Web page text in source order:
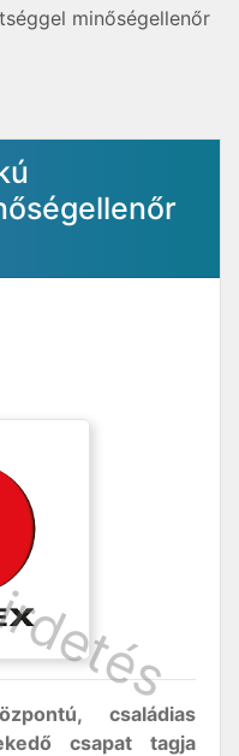
minőségellenőr
családias
csapat tagja